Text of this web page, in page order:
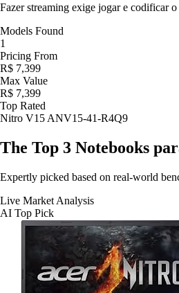
Fazer streaming exige jogar e codificar
Models Found
1
Pricing From
R$ 7,399
Max Value
R$ 7,399
Top Rated
Nitro V15 ANV15-41-R4Q9
The Top 3 Notebooks
Expertly picked based on real-world
Live Market Analysis
AI Top Pick